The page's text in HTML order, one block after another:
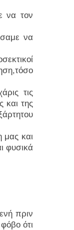
να τον
να
τις
και της
μας και
φυσικά
πριν
ότι